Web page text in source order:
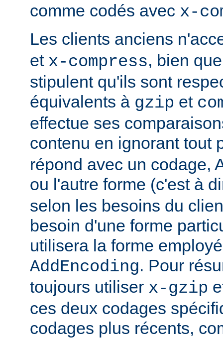
comme codés avec x-
Les clients anciens
et x-compress, bien
stipulent qu'ils sont
équivalents à gzip et
effectue ses
contenu en ignorant tout
répond avec un codage,
ou l'autre forme (c'est à
selon les besoins du
besoin d'une forme
utilisera la forme
AddEncoding. Pour
toujours utiliser x-gzip
ces deux codages
codages plus récents,